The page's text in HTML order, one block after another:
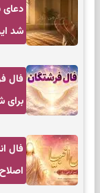
دعای
شد